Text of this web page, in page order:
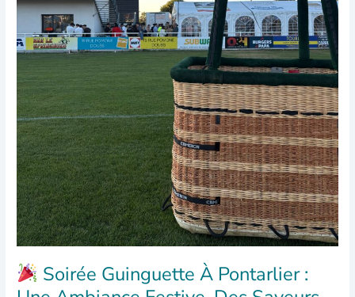
Soirée Guinguette À Pontarlier :